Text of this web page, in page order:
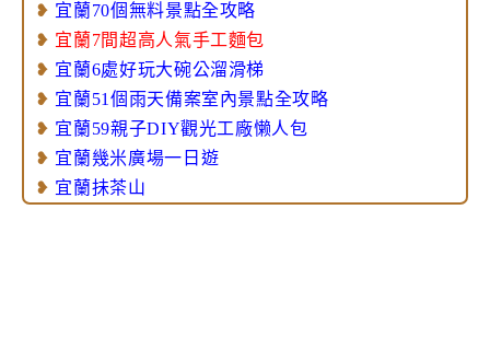
❥ 宜蘭70個無料景點全攻略
❥ 宜蘭7間超高人氣手工麵包
❥ 宜蘭6處好玩大碗公溜滑梯
❥ 宜蘭51個雨天備案室內景點全攻略
❥ 宜蘭59親子DIY觀光工廠懒人包
❥ 宜蘭幾米廣場一日遊
❥ 宜蘭抺茶山